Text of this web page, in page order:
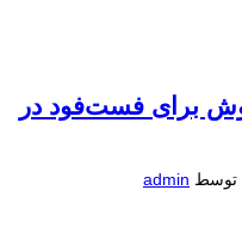
برای فست‌فود در
توسط admin